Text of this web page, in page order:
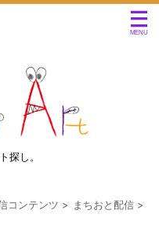
探し。
コンテンツ > まちおと配信 >